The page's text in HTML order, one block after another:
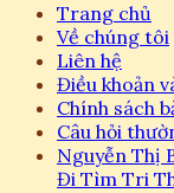
Trang chủ
Về chúng tôi
Liên hệ
Điều khoản
Chính sách
Câu hỏi
Nguyễn Thị
Đi Tìm Tri